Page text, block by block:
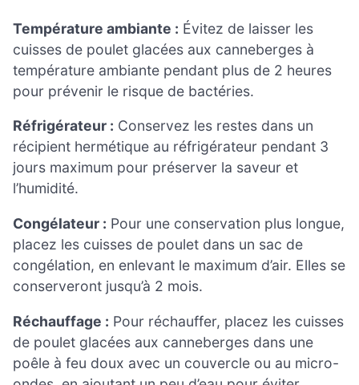
Température ambiante : Évitez de laisser les
cuisses de poulet glacées aux canneberges à
température ambiante pendant plus de 2 heures
pour prévenir le risque de bactéries.
Réfrigérateur : Conservez les restes dans un
récipient hermétique au réfrigérateur pendant 3
jours maximum pour préserver la saveur et
l’humidité.
Congélateur : Pour une conservation plus longue,
placez les cuisses de poulet dans un sac de
congélation, en enlevant le maximum d’air. Elles se
conserveront jusqu’à 2 mois.
Réchauffage : Pour réchauffer, placez les cuisses
de poulet glacées aux canneberges dans une
poêle à feu doux avec un couvercle ou au micro-